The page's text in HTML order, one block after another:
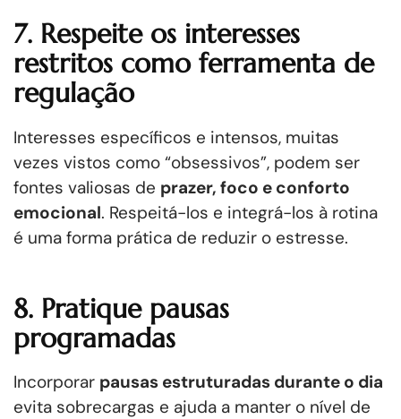
7. Respeite os interesses
restritos como ferramenta de
regulação
Interesses específicos e intensos, muitas
vezes vistos como “obsessivos”, podem ser
fontes valiosas de prazer, foco e conforto
emocional. Respeitá-los e integrá-los à rotina
é uma forma prática de reduzir o estresse.
8. Pratique pausas
programadas
Incorporar pausas estruturadas durante o dia
evita sobrecargas e ajuda a manter o nível de